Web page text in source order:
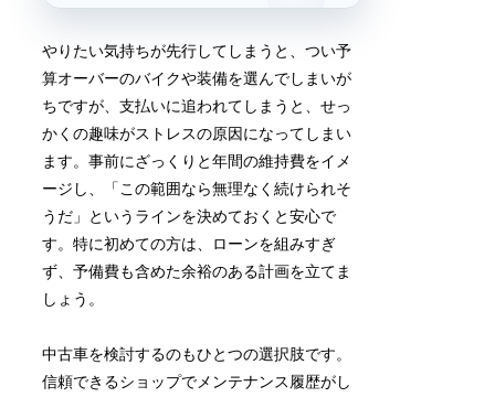
やりたい気持ちが先行してしまうと、つい予
算オーバーのバイクや装備を選んでしまいが
ちですが、支払いに追われてしまうと、せっ
かくの趣味がストレスの原因になってしまい
ます。事前にざっくりと年間の維持費をイメ
ージし、「この範囲なら無理なく続けられそ
うだ」というラインを決めておくと安心で
す。特に初めての方は、ローンを組みすぎ
ず、予備費も含めた余裕のある計画を立てま
しょう。
中古車を検討するのもひとつの選択肢です。
信頼できるショップでメンテナンス履歴がし